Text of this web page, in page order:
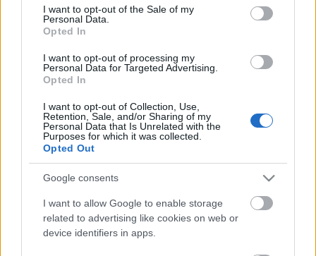
consent section.
I want to opt-out of the Sale of my
Personal Data.
Opted In
I want to opt-out of processing my
Personal Data for Targeted Advertising.
Opted In
I want to opt-out of Collection, Use,
Retention, Sale, and/or Sharing of my
Personal Data that Is Unrelated with the
Purposes for which it was collected.
Opted Out
Google consents
I want to allow Google to enable storage
related to advertising like cookies on web or
device identifiers in apps.
Ajánlott bejegyzések:
Aranyköpések
Napi kalandok